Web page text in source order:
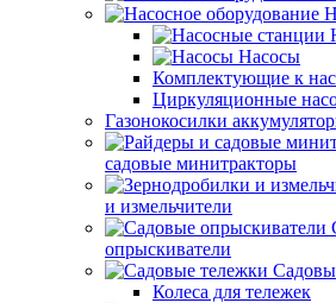
Насосы
Комплектующие к
Циркуляционные
Газонокосилки
садовые минитракторы
и измельчители
опрыскиватели
Колеса для тележек